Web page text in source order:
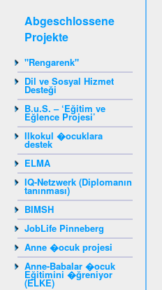
Abgeschlossene
Projekte
"Rengarenk"
Dil ve Sosyal Hizmet
Desteği
B.u.S. – ‘Eğitim ve
Eğlence Projesi’
Ilkokul �ocuklara
destek
ELMA
IQ-Netzwerk (Diplomanın
tanınması)
BIMSH
JobLife Pinneberg
Anne �ocuk projesi
Anne-Babalar �ocuk
Eğitimini �ğreniyor
(ELKE)